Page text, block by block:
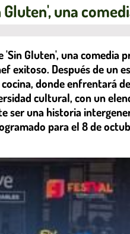
Gluten', una
'Sin Gluten', una
exitoso. Después de un
donde enfrentará
cultural, con un
ser una historia
para el 8 de